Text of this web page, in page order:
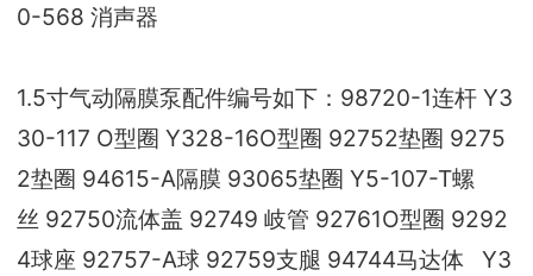
0-568 消声器
1.5寸气动隔膜泵配件编号如下：98720-1连杆 Y3
30-117 O型圈 Y328-16O型圈 92752垫圈 9275
2垫圈 94615-A隔膜 93065垫圈 Y5-107-T螺
丝 92750流体盖 92749 岐管 92761O型圈 9292
4球座 92757-A球 92759支腿 94744马达体 Y3